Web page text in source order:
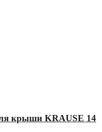
крыши KRAUSE 14